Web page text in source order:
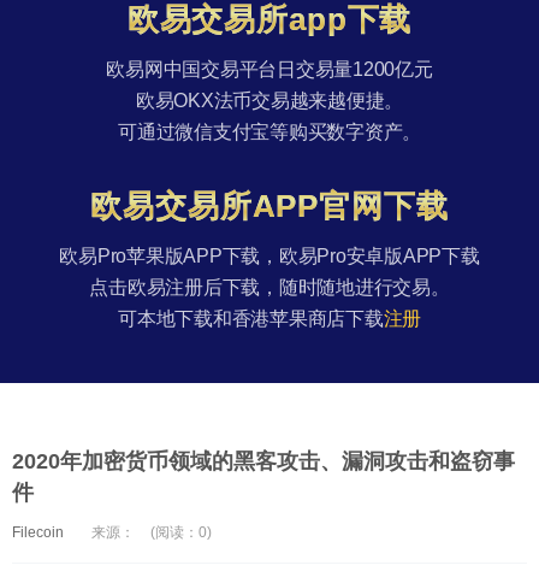
欧易交易所app下载
欧易网中国交易平台日交易量1200亿元
欧易OKX法币交易越来越便捷。
可通过微信支付宝等购买数字资产。
欧易交易所APP官网下载
欧易Pro苹果版APP下载，欧易Pro安卓版APP下载
点击欧易注册后下载，随时随地进行交易。
可本地下载和香港苹果商店下载注册
2020年加密货币领域的黑客攻击、漏洞攻击和盗窃事
件
Filecoin 来源： (阅读：0)